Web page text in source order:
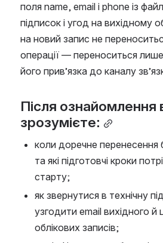
поля name, email і phone із
підписок і угод на вихідному
на новий запис не
операції — переноситься
його прив’язка до каналу
Після ознайомлення
зрозумієте:
коли доречне перенесення
та які підготовчі кроки
старту;
як звернутися в технічну
узгодити email вихідного й
облікових записів;